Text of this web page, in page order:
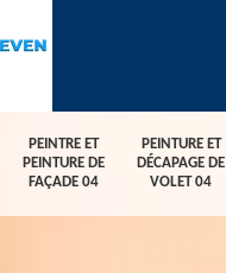
PEINTRE ET
PEINTURE DE
FAÇADE 04
PEINTURE ET
DÉCAPAGE DE
VOLET 04